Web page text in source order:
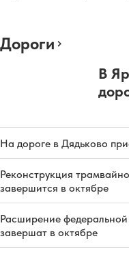
Дороги
В
На дороге в Дядьково
Реконструкция
завершится в октябре
Расширение
завершат в октябре